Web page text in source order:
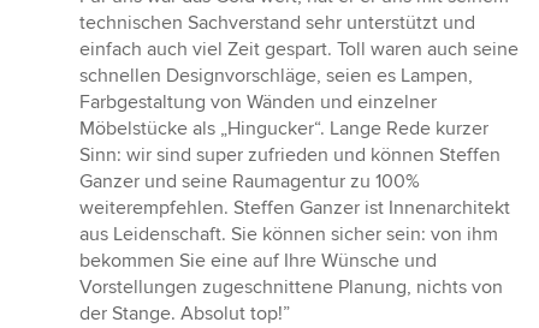
technischen Sachverstand sehr unterstützt und
einfach auch viel Zeit gespart. Toll waren auch seine
schnellen Designvorschläge, seien es Lampen,
Farbgestaltung von Wänden und einzelner
Möbelstücke als „Hingucker“. Lange Rede kurzer
Sinn: wir sind super zufrieden und können Steffen
Ganzer und seine Raumagentur zu 100%
weiterempfehlen. Steffen Ganzer ist Innenarchitekt
aus Leidenschaft. Sie können sicher sein: von ihm
bekommen Sie eine auf Ihre Wünsche und
Vorstellungen zugeschnittene Planung, nichts von
der Stange. Absolut top!”